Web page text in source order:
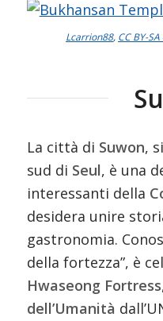
Lcarrion88, CC BY-
La città di Suwon,
sud di Seul, è una
interessanti della
desidera unire
gastronomia.
della fortezza”, è
Hwaseong Fortress
dell’Umanità